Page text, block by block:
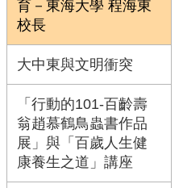
育－東海大學 程海東
校長
大中東與文明衝突
「行動的101-百齡壽
翁趙慕鶴鳥蟲書作品
展」與「百歲人生健
康養生之道」講座